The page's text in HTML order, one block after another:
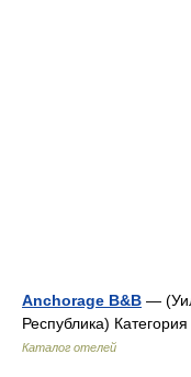
Anchorage B&B —
Республика)
Каталог отелей